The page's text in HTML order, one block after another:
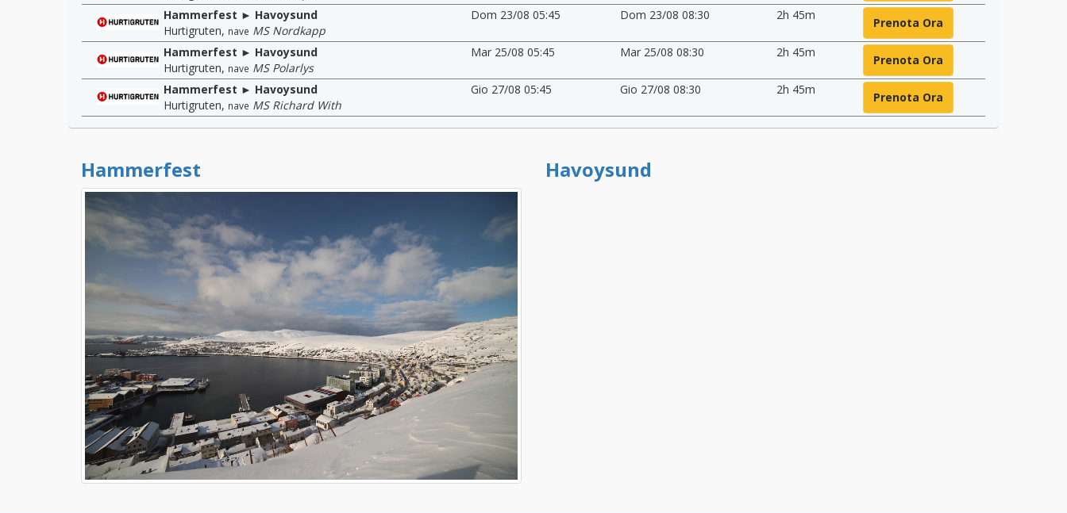
Hammerfest ► Havoysund
Hurtigruten, nave MS Nordkapp
Dom 23/08 05:45 Dom 23/08 08:30 2h 45m
Prenota Ora
Hammerfest ► Havoysund
Hurtigruten, nave MS Polarlys
Mar 25/08 05:45 Mar 25/08 08:30 2h 45m
Prenota Ora
Hammerfest ► Havoysund
Hurtigruten, nave MS Richard With
Gio 27/08 05:45 Gio 27/08 08:30 2h 45m
Prenota Ora
Hammerfest Havoysund